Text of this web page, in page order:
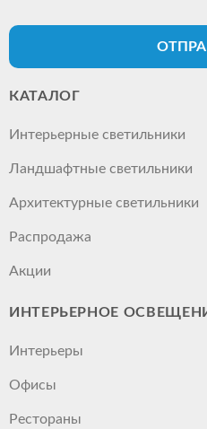
КАТАЛОГ
Интерьерные светильники
Ландшафтные светильники
Архитектурные светильники
Распродажа
Акции
ИНТЕРЬЕРНОЕ
Интерьеры
Офисы
Рестораны